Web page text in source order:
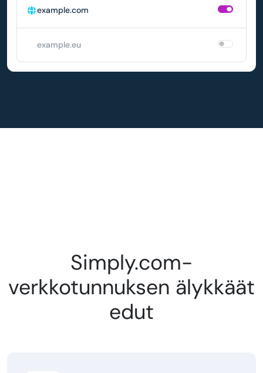
example.com
example.eu
Simply.com-
verkkotunnuksen älykkäät
edut